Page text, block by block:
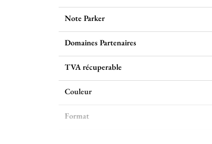
Note Parker
Domaines Partenaires
TVA récuperable
Couleur
Format